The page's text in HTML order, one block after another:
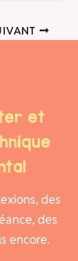
et
des
des
encore.